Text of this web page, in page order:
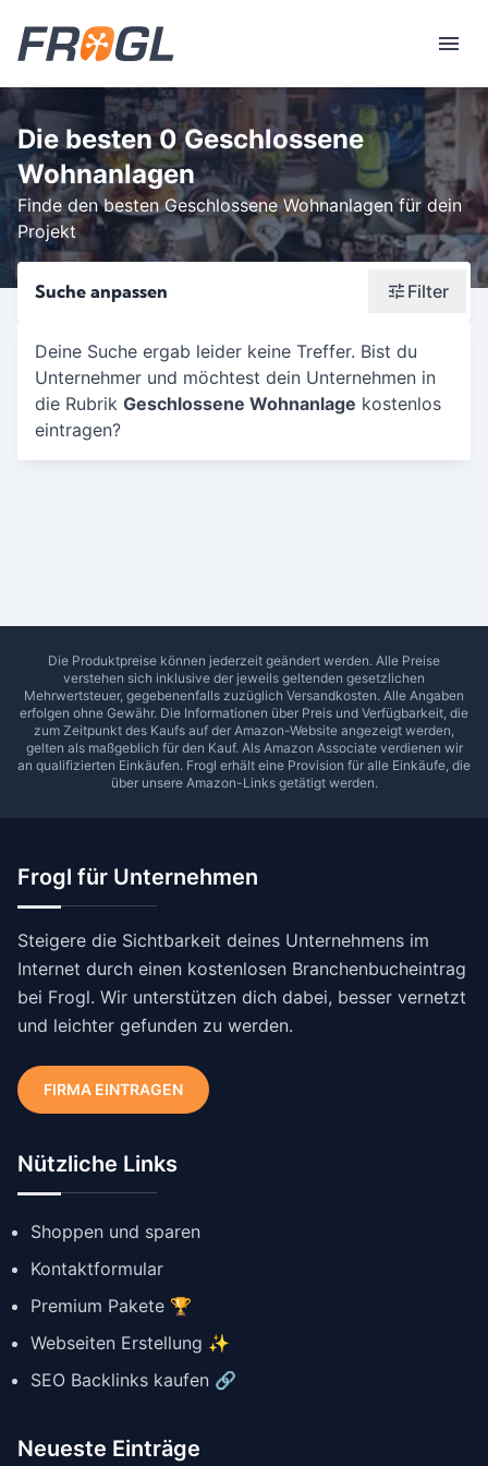
Die besten 0 Geschlossene
Wohnanlagen
Finde den besten Geschlossene Wohnanlagen für dein
Projekt
Suche anpassen Filter
Wonach suchst du?
Stadt oder Postleitzahl
Deine Suche ergab leider keine Treffer. Bist du
Unternehmer und möchtest dein Unternehmen in
die Rubrik Geschlossene Wohnanlage kostenlos
eintragen?
Die Produktpreise können jederzeit geändert werden. Alle Preise
verstehen sich inklusive der jeweils geltenden gesetzlichen
Mehrwertsteuer, gegebenenfalls zuzüglich Versandkosten. Alle Angaben
erfolgen ohne Gewähr. Die Informationen über Preis und Verfügbarkeit, die
zum Zeitpunkt des Kaufs auf der Amazon-Website angezeigt werden,
gelten als maßgeblich für den Kauf. Als Amazon Associate verdienen wir
an qualifizierten Einkäufen. Frogl erhält eine Provision für alle Einkäufe, die
über unsere Amazon-Links getätigt werden.
Frogl für Unternehmen
Steigere die Sichtbarkeit deines Unternehmens im
Internet durch einen kostenlosen Branchenbucheintrag
bei Frogl. Wir unterstützen dich dabei, besser vernetzt
und leichter gefunden zu werden.
FIRMA EINTRAGEN
Nützliche Links
Shoppen und sparen
Kontaktformular
Premium Pakete 🏆
Webseiten Erstellung ✨
SEO Backlinks kaufen 🔗
Neueste Einträge